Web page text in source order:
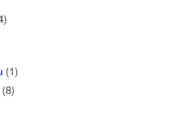
(1)